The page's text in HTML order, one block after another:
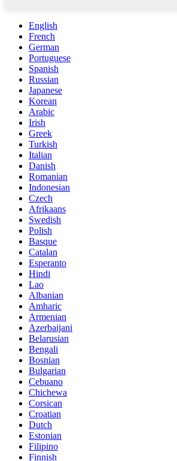
English
French
German
Portuguese
Spanish
Russian
Japanese
Korean
Arabic
Irish
Greek
Turkish
Italian
Danish
Romanian
Indonesian
Czech
Afrikaans
Swedish
Polish
Basque
Catalan
Esperanto
Hindi
Lao
Albanian
Amharic
Armenian
Azerbaijani
Belarusian
Bengali
Bosnian
Bulgarian
Cebuano
Chichewa
Corsican
Croatian
Dutch
Estonian
Filipino
Finnish